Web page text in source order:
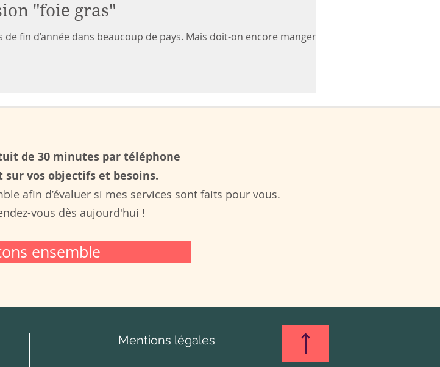
"foie gras"
fin d’année dans beaucoup de pays. Mais doit-on encore manger du
de 30 minutes par téléphone
vos objectifs et besoins.
afin d’évaluer si mes services sont faits pour vous.
vous dès aujourd'hui !
ensemble
Mentions légales